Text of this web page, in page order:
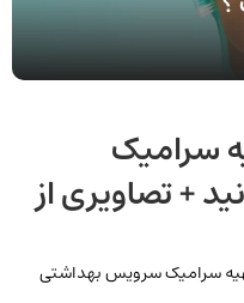
سرامیک
+ تصاویری از
سرامیک سرویس بهداشتی